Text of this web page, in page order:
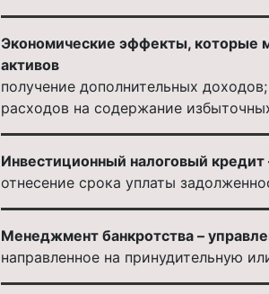
Экономические эффекты, которые
активов
получение дополнительных
расходов на содержание
Инвестиционный налоговый кредит
отнесение срока уплаты
Менеджмент банкротства –
направленное на принудительную